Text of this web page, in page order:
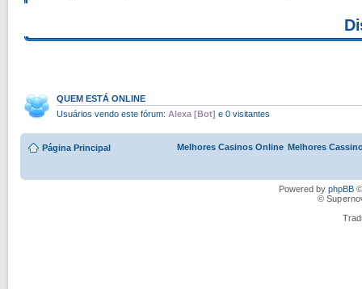
QUEM ESTÁ ONLINE
Usuários vendo este fórum: Alexa [Bot] e 0 visitantes
Página Principal Melhores
Melhores Casinos Online
Powered by phpBB
©